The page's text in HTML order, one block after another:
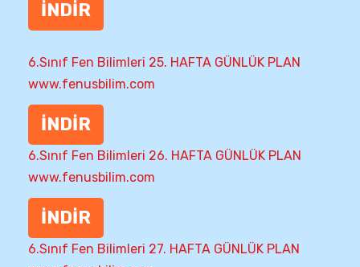
İNDİR
6.Sınıf Fen Bilimleri 25. HAFTA GÜNLÜK PLAN
www.fenusbilim.com
İNDİR
6.Sınıf Fen Bilimleri 26. HAFTA GÜNLÜK PLAN
www.fenusbilim.com
İNDİR
6.Sınıf Fen Bilimleri 27. HAFTA GÜNLÜK PLAN